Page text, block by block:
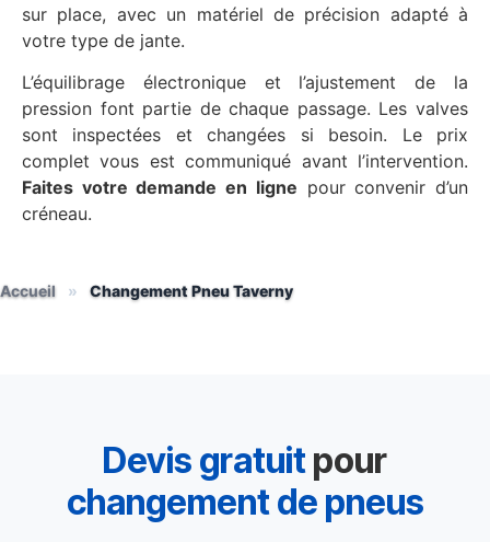
sur place, avec un matériel de précision adapté à
votre type de jante.
L’équilibrage électronique et l’ajustement de la
pression font partie de chaque passage. Les valves
sont inspectées et changées si besoin. Le prix
complet vous est communiqué avant l’intervention.
Faites votre demande en ligne pour convenir d’un
créneau.
Accueil » Changement Pneu Taverny
Devis gratuitpour
changement de pneus